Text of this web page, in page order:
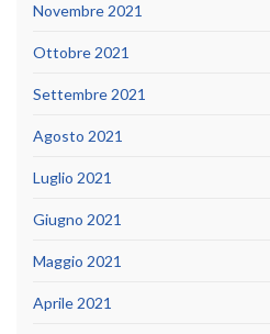
Novembre 2021
Ottobre 2021
Settembre 2021
Agosto 2021
Luglio 2021
Giugno 2021
Maggio 2021
Aprile 2021